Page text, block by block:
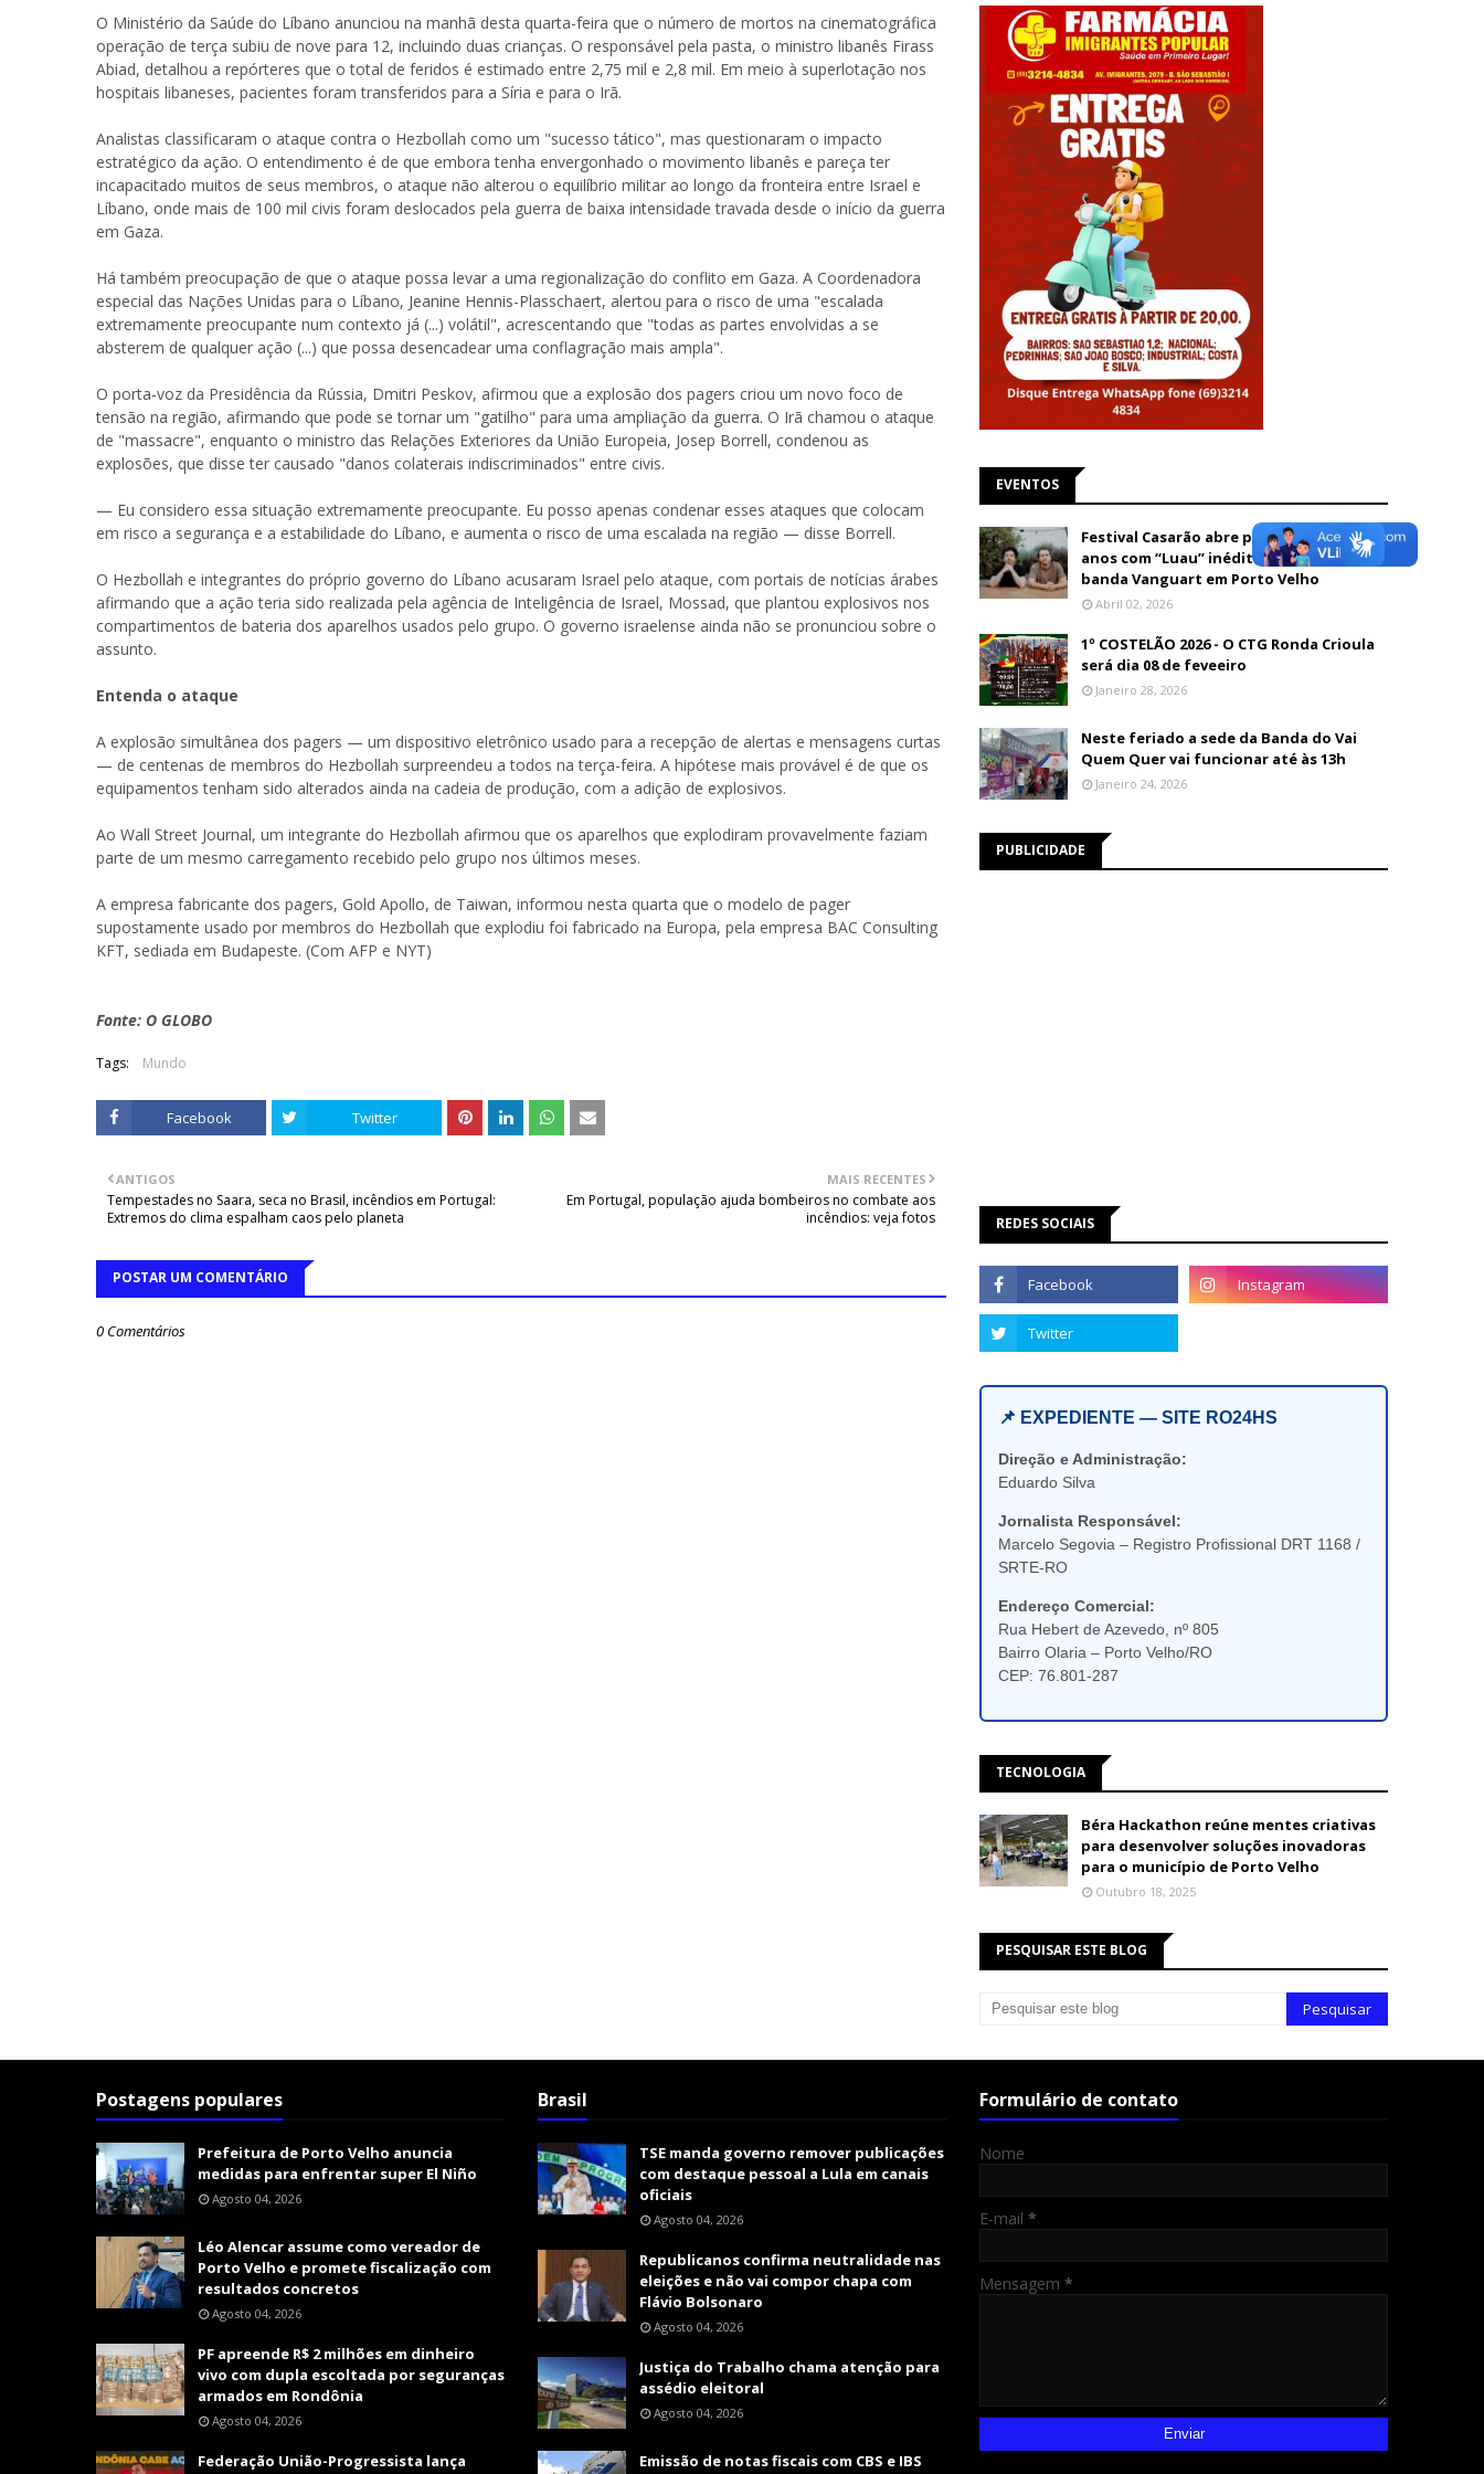
O Ministério da Saúde do Líbano anunciou na manhã desta quarta-feira que o número de mortos na cinematográfica
operação de terça subiu de nove para 12, incluindo duas crianças. O responsável pela pasta, o ministro libanês Firass
Abiad, detalhou a repórteres que o total de feridos é estimado entre 2,75 mil e 2,8 mil. Em meio à superlotação nos
hospitais libaneses, pacientes foram transferidos para a Síria e para o Irã.
Analistas classificaram o ataque contra o Hezbollah como um "sucesso tático", mas questionaram o impacto
estratégico da ação. O entendimento é de que embora tenha envergonhado o movimento libanês e pareça ter
incapacitado muitos de seus membros, o ataque não alterou o equilíbrio militar ao longo da fronteira entre Israel e
Líbano, onde mais de 100 mil civis foram deslocados pela guerra de baixa intensidade travada desde o início da guerra
em Gaza.
Há também preocupação de que o ataque possa levar a uma regionalização do conflito em Gaza. A Coordenadora
especial das Nações Unidas para o Líbano, Jeanine Hennis-Plasschaert, alertou para o risco de uma "escalada
extremamente preocupante num contexto já (...) volátil", acrescentando que "todas as partes envolvidas a se
absterem de qualquer ação (...) que possa desencadear uma conflagração mais ampla".
O porta-voz da Presidência da Rússia, Dmitri Peskov, afirmou que a explosão dos pagers criou um novo foco de
tensão na região, afirmando que pode se tornar um "gatilho" para uma ampliação da guerra. O Irã chamou o ataque
de "massacre", enquanto o ministro das Relações Exteriores da União Europeia, Josep Borrell, condenou as
explosões, que disse ter causado "danos colaterais indiscriminados" entre civis.
— Eu considero essa situação extremamente preocupante. Eu posso apenas condenar esses ataques que colocam
em risco a segurança e a estabilidade do Líbano, e aumenta o risco de uma escalada na região — disse Borrell.
O Hezbollah e integrantes do próprio governo do Líbano acusaram Israel pelo ataque, com portais de notícias árabes
afirmando que a ação teria sido realizada pela agência de Inteligência de Israel, Mossad, que plantou explosivos nos
compartimentos de bateria dos aparelhos usados pelo grupo. O governo israelense ainda não se pronunciou sobre o
assunto.
Entenda o ataque
A explosão simultânea dos pagers — um dispositivo eletrônico usado para a recepção de alertas e mensagens curtas
— de centenas de membros do Hezbollah surpreendeu a todos na terça-feira. A hipótese mais provável é de que os
equipamentos tenham sido alterados ainda na cadeia de produção, com a adição de explosivos.
Ao Wall Street Journal, um integrante do Hezbollah afirmou que os aparelhos que explodiram provavelmente faziam
parte de um mesmo carregamento recebido pelo grupo nos últimos meses.
A empresa fabricante dos pagers, Gold Apollo, de Taiwan, informou nesta quarta que o modelo de pager
supostamente usado por membros do Hezbollah que explodiu foi fabricado na Europa, pela empresa BAC Consulting
KFT, sediada em Budapeste. (Com AFP e NYT)
Fonte: O GLOBO
Tags: Mundo
Facebook Twitter
MAIS RECENTES
Em Portugal, população ajuda bombeiros no combate aos
incêndios: veja fotos
ANTIGOS
Tempestades no Saara, seca no Brasil, incêndios em Portugal:
Extremos do clima espalham caos pelo planeta
POSTAR UM COMENTÁRIO
0 Comentários
EVENTOS
Festival Casarão abre programação de 26
anos com “Luau” inédito e show da
banda Vanguart em Porto Velho
Abril 02, 2026
1º COSTELÃO 2026 - O CTG Ronda Crioula
será dia 08 de feveeiro
Janeiro 28, 2026
Neste feriado a sede da Banda do Vai
Quem Quer vai funcionar até às 13h
Janeiro 24, 2026
PUBLICIDADE
REDES SOCIAIS
📌 EXPEDIENTE — SITE RO24HS
Direção e Administração:
Eduardo Silva
Jornalista Responsável:
Marcelo Segovia – Registro Profissional DRT 1168 /
SRTE-RO
Endereço Comercial:
Rua Hebert de Azevedo, nº 805
Bairro Olaria – Porto Velho/RO
CEP: 76.801-287
TECNOLOGIA
Béra Hackathon reúne mentes criativas
para desenvolver soluções inovadoras
para o município de Porto Velho
Outubro 18, 2025
PESQUISAR ESTE BLOG
Postagens populares
Prefeitura de Porto Velho anuncia
medidas para enfrentar super El Niño
Agosto 04, 2026
Léo Alencar assume como vereador de
Porto Velho e promete fiscalização com
resultados concretos
Agosto 04, 2026
PF apreende R$ 2 milhões em dinheiro
vivo com dupla escoltada por seguranças
armados em Rondônia
Agosto 04, 2026
Federação União-Progressista lança
Brasil
TSE manda governo remover publicações
com destaque pessoal a Lula em canais
oficiais
Agosto 04, 2026
Republicanos confirma neutralidade nas
eleições e não vai compor chapa com
Flávio Bolsonaro
Agosto 04, 2026
Justiça do Trabalho chama atenção para
assédio eleitoral
Agosto 04, 2026
Emissão de notas fiscais com CBS e IBS
Formulário de contato
Nome
E-mail *
Mensagem *